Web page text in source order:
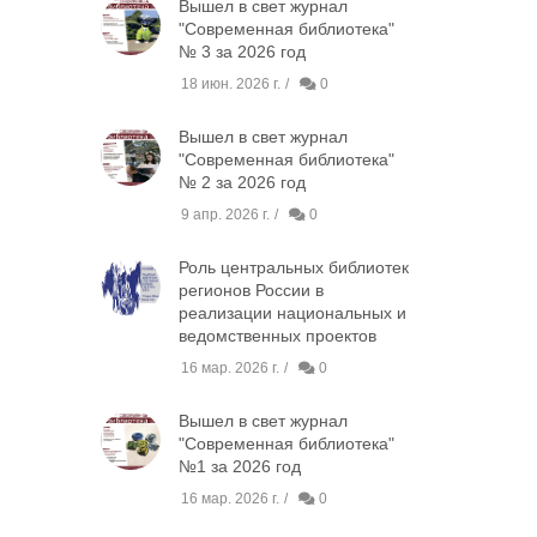
Вышел в свет журнал
"Современная библиотека"
№ 3 за 2026 год
18 июн. 2026 г. 0
Вышел в свет журнал
"Современная библиотека"
№ 2 за 2026 год
9 апр. 2026 г. 0
Роль центральных библиотек
регионов России в
реализации национальных и
ведомственных проектов
16 мар. 2026 г. 0
Вышел в свет журнал
"Современная библиотека"
№1 за 2026 год
16 мар. 2026 г. 0